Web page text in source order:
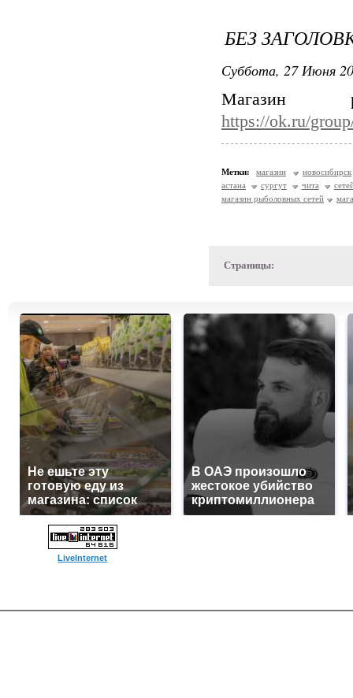
БЕЗ
Суббота, 27 Июня
Магазин
https://ok.ru/
Метки: магазин
новосибирск
астана
сургут чита
магазин рыболовных сетей
Страницы:
Не ешьте эту
готовую еду из
магазина: список
В ОАЭ произошло
жестокое убийство
криптомиллионера
LiveInternet